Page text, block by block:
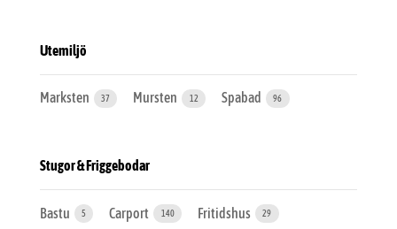
Utemiljö
Marksten 37 Mursten 12 Spabad 96
Stugor & Friggebodar
Bastu 5 Carport 140 Fritidshus 29